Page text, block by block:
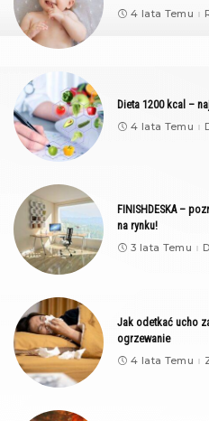
4 lata Temu
Dieta 1200 kcal –
4 lata Temu
FINISHDESKA –
na rynku!
3 lata Temu
Jak odetkać ucho
ogrzewanie
4 lata Temu